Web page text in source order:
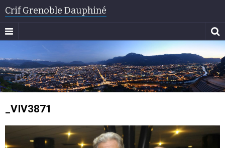
Crif Grenoble Dauphiné
_VIV3871